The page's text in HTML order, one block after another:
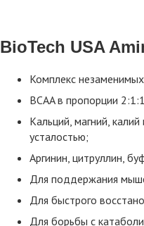
BioTech USA
Комплекс
BCAA в пропорции
Кальций, магний,
усталостью;
Аргинин, цитруллин,
Для поддержания
Для быстрого
Для борьбы с